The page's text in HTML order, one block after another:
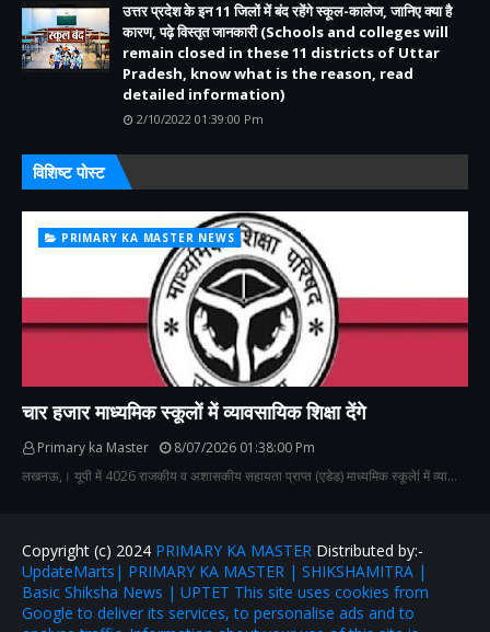
उत्तर प्रदेश के इन 11 जिलों में बंद रहेंगे स्कूल-कालेज, जानिए क्या है
कारण, पढ़े विस्तृत जानकारी (Schools and colleges will
remain closed in these 11 districts of Uttar
Pradesh, know what is the reason, read
detailed information)
2/10/2022 01:39:00 Pm
विशिष्ट पोस्ट
PRIMARY KA MASTER NEWS
चार हजार माध्यमिक स्कूलों में व्यावसायिक शिक्षा देंगे
Primary ka Master
8/07/2026 01:38:00 Pm
लखनऊ,। यूपी में 4026 राजकीय व अशासकीय सहायता प्राप्त (एडेड) माध्यमिक स्कूलेां में व्या…
Copyright (c) 2024 PRIMARY KA MASTER Distributed by:-
UpdateMarts| PRIMARY KA MASTER | SHIKSHAMITRA |
Basic Shiksha News | UPTET This site uses cookies from
Google to deliver its services, to personalise ads and to